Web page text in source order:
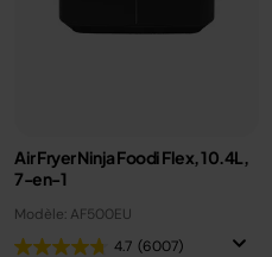
Air Fryer Ninja Foodi Flex, 10.4L,
7-en-1
Modèle: AF500EU
4.7 (6007)